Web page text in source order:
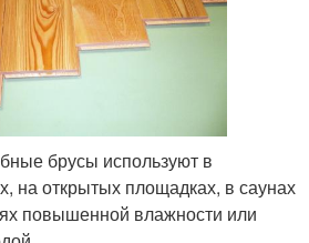
брусы используют в
на открытых площадках, в саунах
повышенной влажности или